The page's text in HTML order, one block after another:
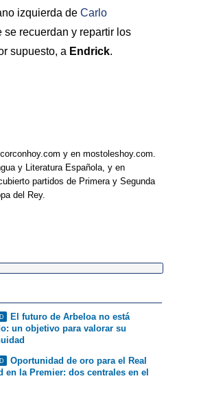
izquierda de Carlo
recuerdan y repartir los
supuesto, a Endrick.
y en mostoleshoy.com.
y Literatura Española, y en
partidos de Primera y Segunda
del Rey.
El futuro de Arbeloa no está
un objetivo para valorar su
Oportunidad de oro para el Real
en la Premier: dos centrales en el